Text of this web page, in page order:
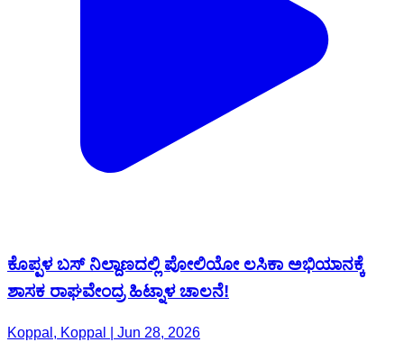
ಕೊಪ್ಪಳ ಬಸ್ ನಿಲ್ದಾಣದಲ್ಲಿ ಪೋಲಿಯೋ ಲಸಿಕಾ ಅಭಿಯಾನಕ್ಕೆ
ಶಾಸಕ ರಾಘವೇಂದ್ರ ಹಿಟ್ನಾಳ ಚಾಲನೆ!
Koppal, Koppal | Jun 28, 2026